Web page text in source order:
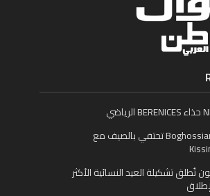
بوغوصيان Boghossian تحتفي بالصيف مع
تشكيلة العيد النسائية الأكثر